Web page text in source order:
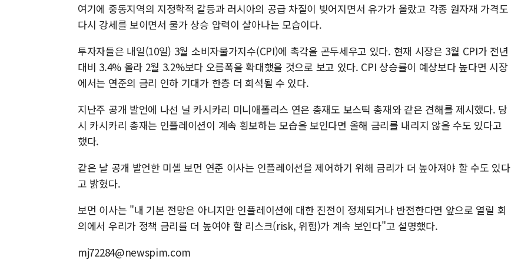
여기에 중동지역의 지정학적 갈등과 러시아의 공급 차질이 빚어지면서 유가가 올랐고 각종 원자재 가격도
다시 강세를 보이면서 물가 상승 압력이 살아나는 모습이다.
투자자들은 내일(10일) 3월 소비자물가지수(CPI)에 촉각을 곤두세우고 있다. 현재 시장은 3월 CPI가 전년
대비 3.4% 올라 2월 3.2%보다 오름폭을 확대했을 것으로 보고 있다. CPI 상승률이 예상보다 높다면 시장
에서는 연준의 금리 인하 기대가 한층 더 희석될 수 있다.
지난주 공개 발언에 나선 닐 카시카리 미니애폴리스 연은 총재도 보스틱 총재와 같은 견해를 제시했다. 당
시 카시카리 총재는 인플레이션이 계속 횡보하는 모습을 보인다면 올해 금리를 내리지 않을 수도 있다고
했다.
같은 날 공개 발언한 미셸 보먼 연준 이사는 인플레이션을 제어하기 위해 금리가 더 높아져야 할 수도 있다
고 밝혔다.
보먼 이사는 "내 기본 전망은 아니지만 인플레이션에 대한 진전이 정체되거나 반전한다면 앞으로 열릴 회
의에서 우리가 정책 금리를 더 높여야 할 리스크(risk, 위험)가 계속 보인다"고 설명했다.
mj72284@newspim.com